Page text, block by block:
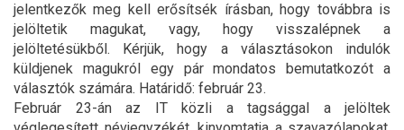
jelentkezők meg kell erősítsék írásban, hogy továbbra is
jelöltetik magukat, vagy, hogy visszalépnek a
jelöltetésükből. Kérjük, hogy a választásokon indulók
küldjenek magukról egy pár mondatos bemutatkozót a
választók számára. Határidő: február 23.
Február 23-án az IT közli a tagsággal a jelöltek